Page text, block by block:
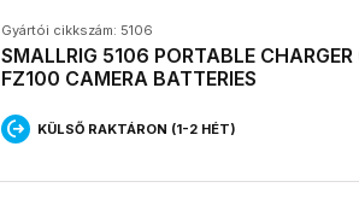
Gyártói cikkszám: 5106
SMALLRIG 5106 PORTABLE CHARGER
FZ100 CAMERA BATTERIES
KÜLSŐ RAKTÁRON (1-2 HÉT)